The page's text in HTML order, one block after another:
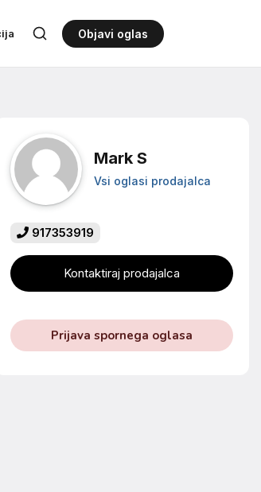
Objavi oglas
Mark S
Vsi oglasi prodajalca
917353919
Kontaktiraj prodajalca
Prijava spornega oglasa